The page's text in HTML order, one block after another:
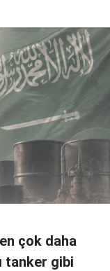
çok daha
tanker gibi